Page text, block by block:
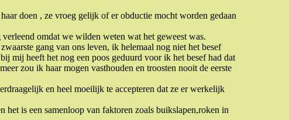
doen , ze vroeg gelijk of er obductie mocht worden gedaan
omdat we wilden weten wat het geweest was.
gang van ons leven, ik helemaal nog niet het besef
mij heeft het nog een poos geduurd voor ik het besef had dat
zou ik haar mogen vasthouden en troosten nooit de eerste
en heel moeilijk te accepteren dat ze er werkelijk
is een samenloop van faktoren zoals buikslapen,roken in